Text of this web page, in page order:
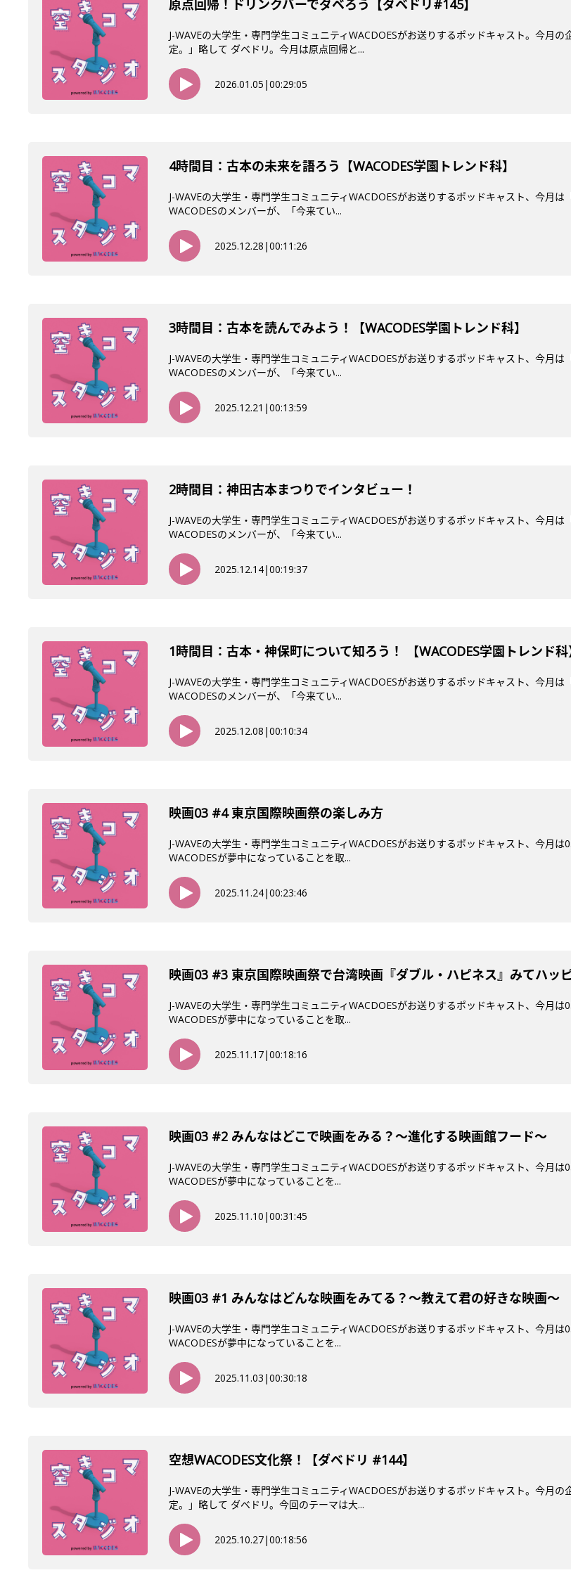
原点回帰！ドリンクバーでダベろう【ダベドリ#145】
J-WAVEの大学生・専門学生コミュニティWACDOESがお送りするポッドキャスト。今月
定。」略して ダベドリ。今月は原点回帰と...
2026.01.05 |00:29:05
4時間目：古本の未来を語ろう【WACODES学園トレンド科】
J-WAVEの大学生・専門学生コミュニティWACDOESがお送りするポッドキャスト、今月
WACODESのメンバーが、「今来てい...
2025.12.28 |00:11:26
3時間目：古本を読んでみよう！【WACODES学園トレンド科】
J-WAVEの大学生・専門学生コミュニティWACDOESがお送りするポッドキャスト、今月
WACODESのメンバーが、「今来てい...
2025.12.21 |00:13:59
2時間目：神田古本まつりでインタビュー！
J-WAVEの大学生・専門学生コミュニティWACDOESがお送りするポッドキャスト、今月
WACODESのメンバーが、「今来てい...
2025.12.14|00:19:37
1時間目：古本・神保町について知ろう！ 【WACODES学園トレンド科
J-WAVEの大学生・専門学生コミュニティWACDOESがお送りするポッドキャスト、今月
WACODESのメンバーが、「今来てい...
2025.12.08 |00:10:34
映画03 #4 東京国際映画祭の楽しみ方
J-WAVEの大学生・専門学生コミュニティWACDOESがお送りするポッドキャスト、今月
WACODESが夢中になっていることを取...
2025.11.24|00:23:46
映画03 #3 東京国際映画祭で台湾映画『ダブル・ハピネス』みてハッ
J-WAVEの大学生・専門学生コミュニティWACDOESがお送りするポッドキャスト、今月
WACODESが夢中になっていることを取...
2025.11.17|00:18:16
映画03 #2 みんなはどこで映画をみる？〜進化する映画館フード〜
J-WAVEの大学生・専門学生コミュニティWACDOESがお送りするポッドキャスト、今月
WACODESが夢中になっていることを...
2025.11.10 |00:31:45
映画03 #1 みんなはどんな映画をみてる？〜教えて君の好きな映画〜
J-WAVEの大学生・専門学生コミュニティWACDOESがお送りするポッドキャスト、今月
WACODESが夢中になっていることを...
2025.11.03 |00:30:18
空想WACODES文化祭！【ダベドリ #144】
J-WAVEの大学生・専門学生コミュニティWACDOESがお送りするポッドキャスト。今月
定。」略して ダベドリ。今回のテーマは大...
2025.10.27|00:18:56